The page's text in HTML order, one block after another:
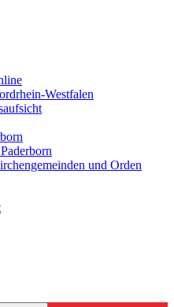
Westfalen
und Orden